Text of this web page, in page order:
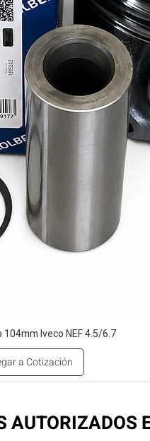
Iveco NEF 4.5/6.7
a Cotización
AUTORIZADOS